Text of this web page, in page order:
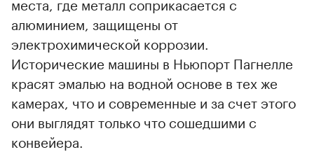
алюминием, защищены от
электрохимической коррозии.
Исторические машины в Ньюпорт Пагнелле
красят эмалью на водной основе в тех же
камерах, что и современные и за счет этого
они выглядят только что сошедшими с
конвейера.